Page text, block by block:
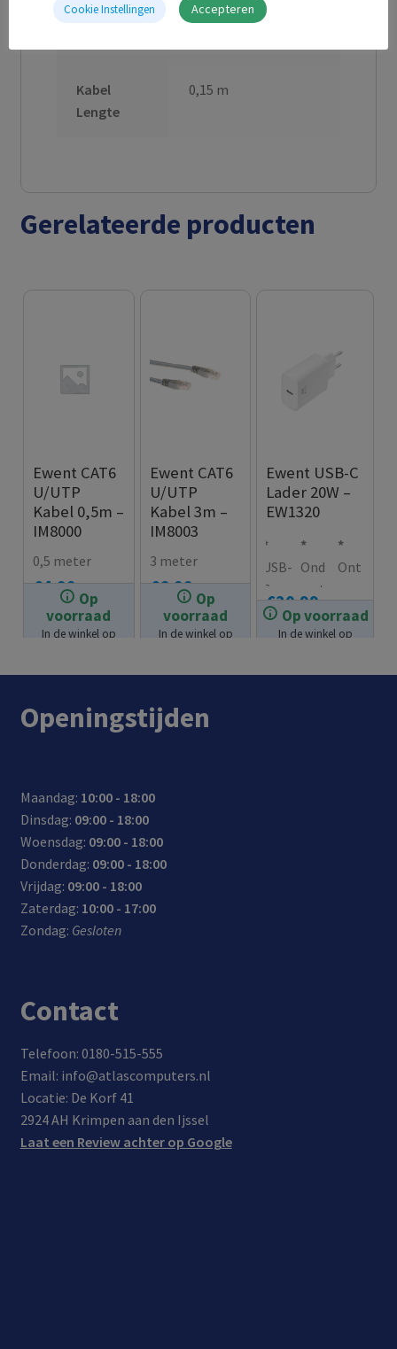
Connector
3.5 mm jack male
Kabel
Lengte
0,15 m
Gerelateerde producten
Op
voorraad
In de winkel op
Ewent CAT6
U/UTP
Kabel 0,5m –
IM8000
€ 4.99
0,5 meter
Op
voorraad
In de winkel op
Ewent CAT6
U/UTP
Kabel 3m –
IM8003
€6.99
3 meter
Op voorraad
In de winkel op
Ewent USB-C
Lader 20W –
EW1320
€20.99
USB-
C
sma
rtph
tabl
Ond
erst
eunt
USB-
Pow
Ont
pen
voor
gene
Openingstijden
Maandag: 10:00 - 18:00
Dinsdag: 09:00 - 18:00
Woensdag: 09:00 - 18:00
Donderdag: 09:00 - 18:00
Vrijdag: 09:00 - 18:00
Zaterdag: 10:00 - 17:00
Zondag: Gesloten
Contact
Telefoon: 0180-515-555
Email: info@atlascomputers.nl
Locatie: De Korf 41
2924 AH Krimpen aan den Ijssel
Laat een Review achter op Google
Cookie Instellingen Accepteren